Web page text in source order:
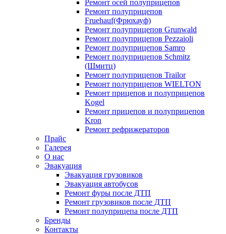
Ремонт осей полуприцепов
Ремонт полуприцепов
Fruehauf(Фрюхауф)
Ремонт полуприцепов Grunwald
Ремонт полуприцепов Pezzaioli
Ремонт полуприцепов Samro
Ремонт полуприцепов Schmitz
(Шмитц)
Ремонт полуприцепов Trailor
Ремонт полуприцепов WIELTON
Ремонт прицепов и полуприцепов
Kogel
Ремонт прицепов и полуприцепов
Kron
Ремонт рефрижераторов
Прайс
Галерея
О нас
Эвакуация
Эвакуация грузовиков
Эвакуация автобусов
Ремонт фуры после ДТП
Ремонт грузовиков после ДТП
Ремонт полуприцепа после ДТП
Бренды
Контакты